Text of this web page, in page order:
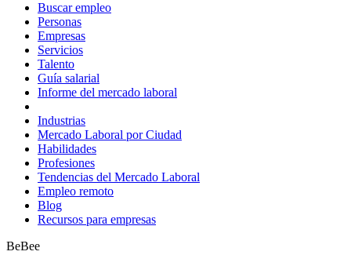
Buscar empleo
Personas
Empresas
Servicios
Talento
Guía salarial
Informe del mercado laboral
Industrias
Mercado Laboral por Ciudad
Habilidades
Profesiones
Tendencias del Mercado Laboral
Empleo remoto
Blog
Recursos para empresas
BeBee